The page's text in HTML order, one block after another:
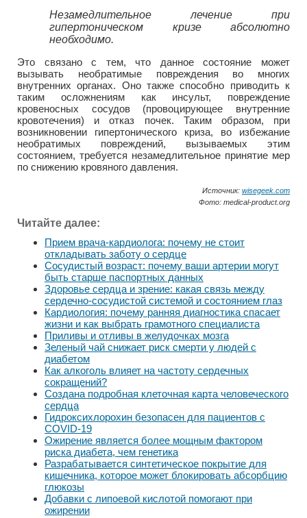
Незамедлительное лечение при
гипертоническом кризе абсолютно
необходимо.
Это связано с тем, что данное состояние может
вызывать необратимые повреждения во многих
внутренних органах. Оно также способно приводить к
таким осложнениям как инсульт, повреждение
кровеносных сосудов (провоцирующее внутренние
кровотечения) и отказ почек. Таким образом, при
возникновении гипертонического криза, во избежание
необратимых повреждений, вызываемых этим
состоянием, требуется незамедлительное принятие мер
по снижению кровяного давления.
Источник: wisegeek.com
Фото: medical-product.org
Читайте далее:
Прием врача-кардиолога: почему не стоит
откладывать заботу о сердце
Сосудистый возраст: почему ваши артерии могут
быть старше паспортных данных
Здоровье сердца и зрение: какая связь между
сердечно-сосудистой системой и состоянием глаз
Кардиология: почему ранняя диагностика спасает
жизни и как выбрать грамотного специалиста
Приливы и отливы в желудочках мозга
Зеленый чай снижает риск смерти у людей с
диабетом
Как алкоголь влияет на частоту сердечных
сокращений?
Создана подробная клеточная карта человеческого
сердца
Гидроксихлорохин безопасен для пациентов с
COVID-19
Ожирение является более мощным фактором
риска диабета, чем генетика
Разрабатывается синтетическое покрытие для
кишечника, которое может блокировать абсорбцию
глюкозы
Добавки с липоевой кислотой помогают при
ожирении